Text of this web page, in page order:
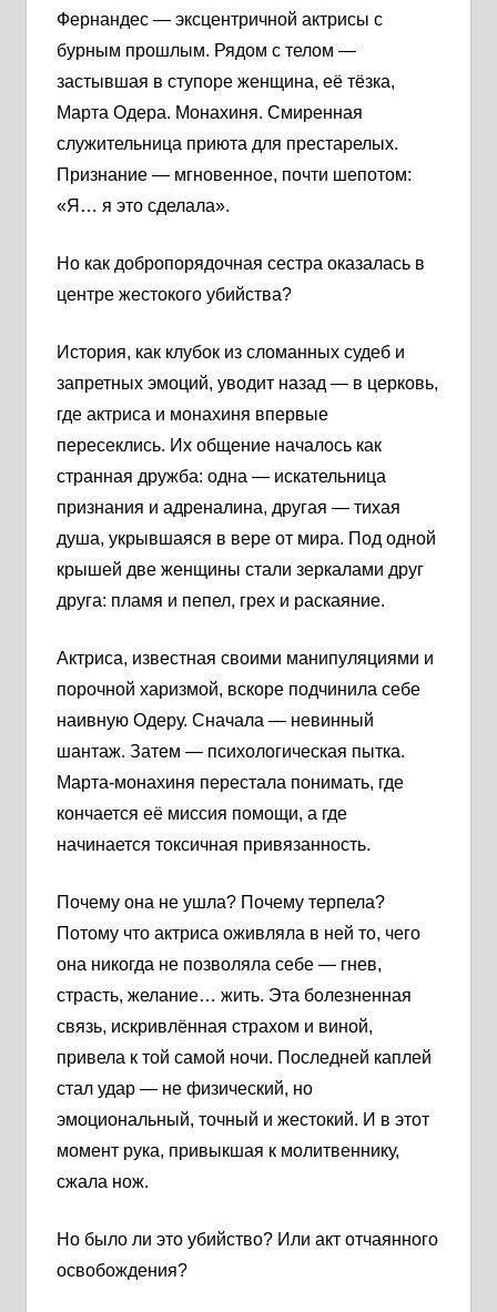
Фернандес — эксцентричной актрисы с
бурным прошлым. Рядом с телом —
застывшая в ступоре женщина, её тёзка,
Марта Одера. Монахиня. Смиренная
служительница приюта для престарелых.
Признание — мгновенное, почти шепотом:
«Я… я это сделала».
Но как добропорядочная сестра оказалась в
центре жестокого убийства?
История, как клубок из сломанных судеб и
запретных эмоций, уводит назад — в церковь,
где актриса и монахиня впервые
пересеклись. Их общение началось как
странная дружба: одна — искательница
признания и адреналина, другая — тихая
душа, укрывшаяся в вере от мира. Под одной
крышей две женщины стали зеркалами друг
друга: пламя и пепел, грех и раскаяние.
Актриса, известная своими манипуляциями и
порочной харизмой, вскоре подчинила себе
наивную Одеру. Сначала — невинный
шантаж. Затем — психологическая пытка.
Марта-монахиня перестала понимать, где
кончается её миссия помощи, а где
начинается токсичная привязанность.
Почему она не ушла? Почему терпела?
Потому что актриса оживляла в ней то, чего
она никогда не позволяла себе — гнев,
страсть, желание… жить. Эта болезненная
связь, искривлённая страхом и виной,
привела к той самой ночи. Последней каплей
стал удар — не физический, но
эмоциональный, точный и жестокий. И в этот
момент рука, привыкшая к молитвеннику,
сжала нож.
Но было ли это убийство? Или акт отчаянного
освобождения?